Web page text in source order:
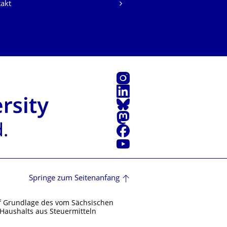
Instagram
LinkedIn
Bluesky
Mastodon
Facebook
Youtube
Springe zum Seitenanfang
des vom Sächsischen
aus Steuermitteln